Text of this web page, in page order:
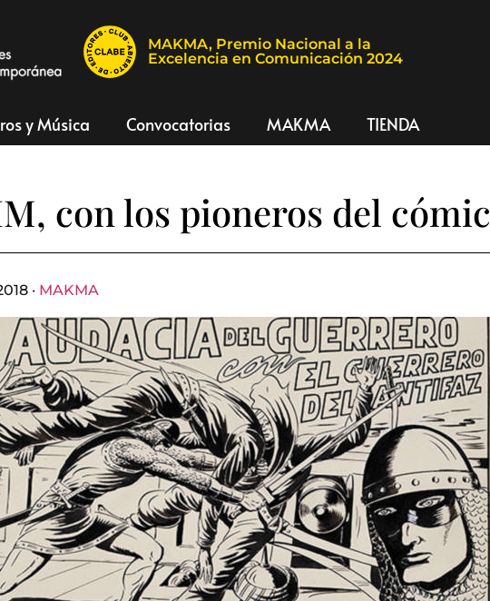
MAKMA, Premio Nacional a la
Excelencia en Comunicación 2024
y Música Convocatorias MAKMA TIENDA
con los pioneros del cómic
· MAKMA